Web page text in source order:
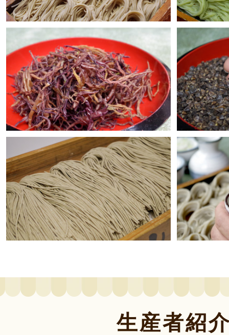
生産者紹